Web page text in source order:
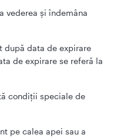
vederea şi îndemâna
după data de expirare
de expirare se referă la
condiții speciale de
pe calea apei sau a